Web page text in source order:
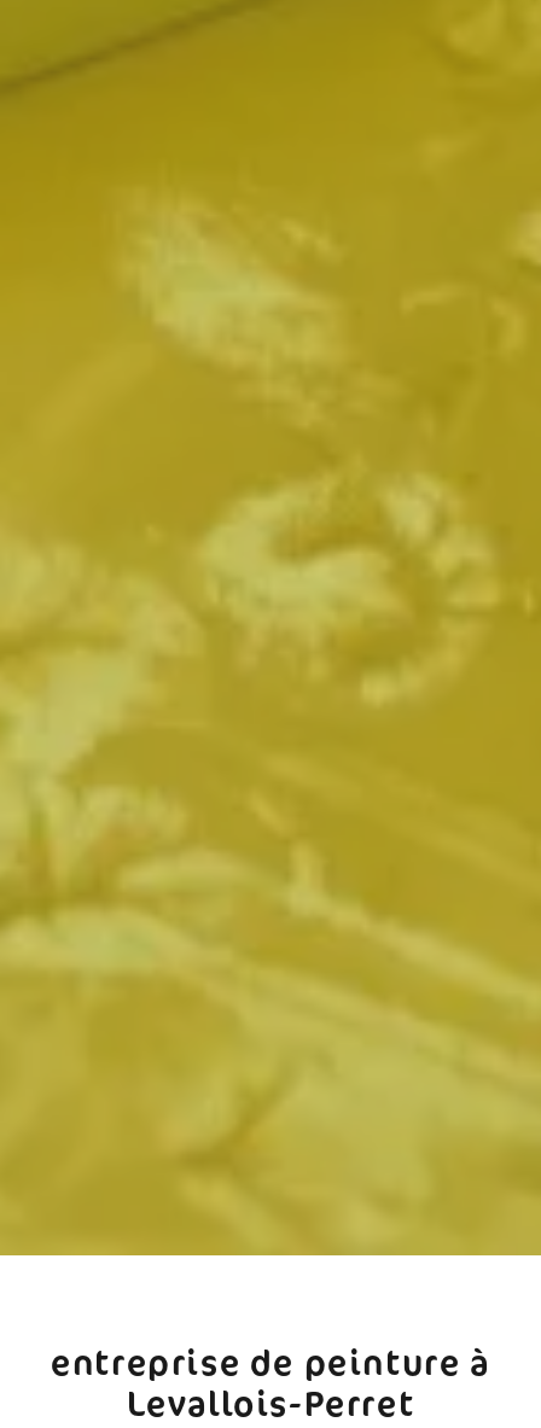
entreprise de peinture à
Levallois-Perret